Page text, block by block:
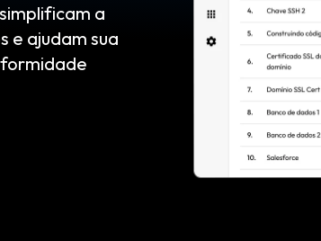
a
e ajudam sua